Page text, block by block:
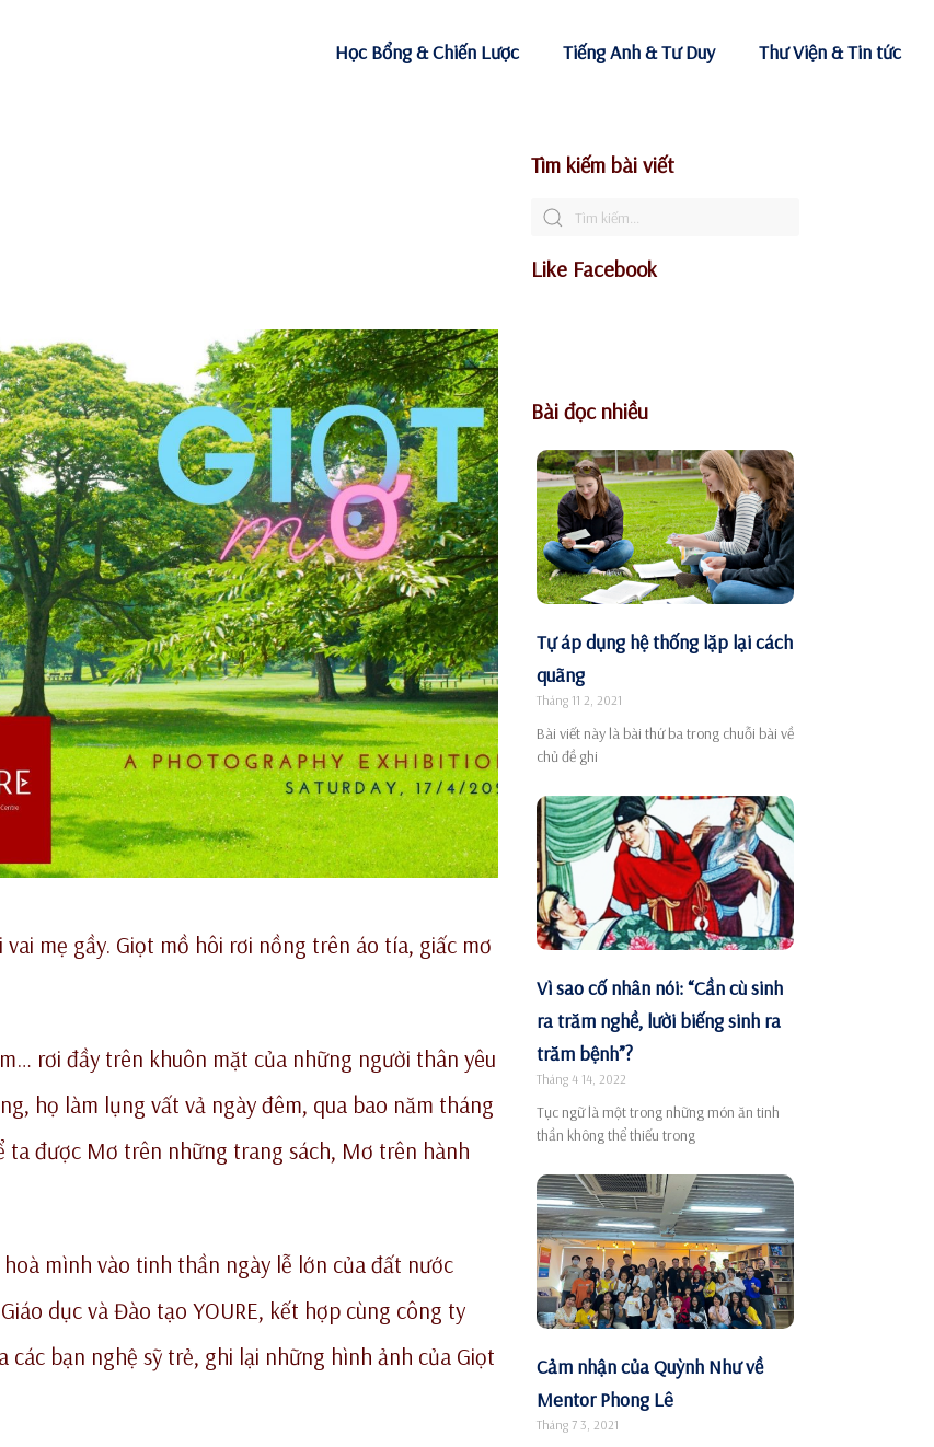
Học Bổng & Chiến Lược Tiếng Anh & Tư Duy Thư Viện & Tin tức
mẹ gầy. Giọt mồ hôi rơi nồng trên áo tía, giấc mơ
rơi đầy trên khuôn mặt của những người thân yêu
họ làm lụng vất vả ngày đêm, qua bao năm tháng
ta được Mơ trên những trang sách, Mơ trên hành
mình vào tinh thần ngày lễ lớn của đất nước
dục và Đào tạo YOURE, kết hợp cùng công ty
bạn nghệ sỹ trẻ, ghi lại những hình ảnh của Giọt
Tìm kiếm bài viết
Like Facebook
Bài đọc nhiều
Tự áp dụng hệ thống lặp lại cách
quãng
Tháng 11 2, 2021
Bài viết này là bài thứ ba trong chuỗi bài về
chủ đề ghi
Vì sao cố nhân nói: “Cần cù sinh
ra trăm nghề, lười biếng sinh ra
trăm bệnh”?
Tháng 4 14, 2022
Tục ngữ là một trong những món ăn tinh
thần không thể thiếu trong
Cảm nhận của Quỳnh Như về
Mentor Phong Lê
Tháng 7 3, 2021